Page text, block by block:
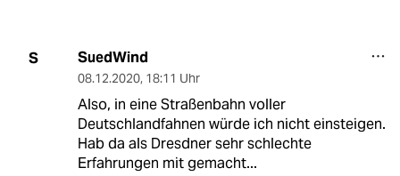
S SuedWind
08.12.2020, 18:11 Uhr
Also, in eine Straßenbahn voller
Deutschlandfahnen würde ich nicht einsteigen.
Hab da als Dresdner sehr schlechte
Erfahrungen mit gemacht...